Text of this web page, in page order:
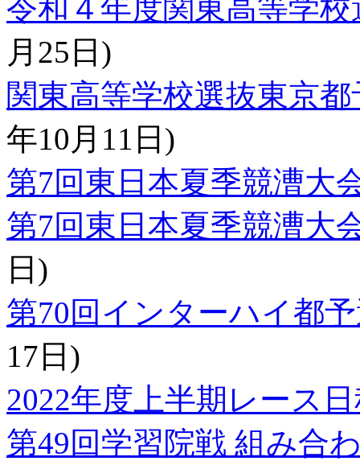
令和４年度関東高等学
月25日)
関東高等学校選抜東京
年10月11日)
第7回東日本夏季競漕大
第7回東日本夏季競漕
日)
第70回インターハイ都
17日)
2022年度上半期レース
第49回学習院戦 組み合